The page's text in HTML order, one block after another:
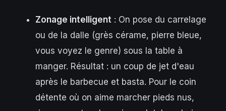
Zonage intelligent : On pose du carrelage
ou de la dalle (grès cérame, pierre bleue,
vous voyez le genre) sous la table à
manger. Résultat : un coup de jet d'eau
après le barbecue et basta. Pour le coin
détente où on aime marcher pieds nus,